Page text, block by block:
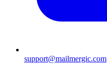
support@mailmergic.com